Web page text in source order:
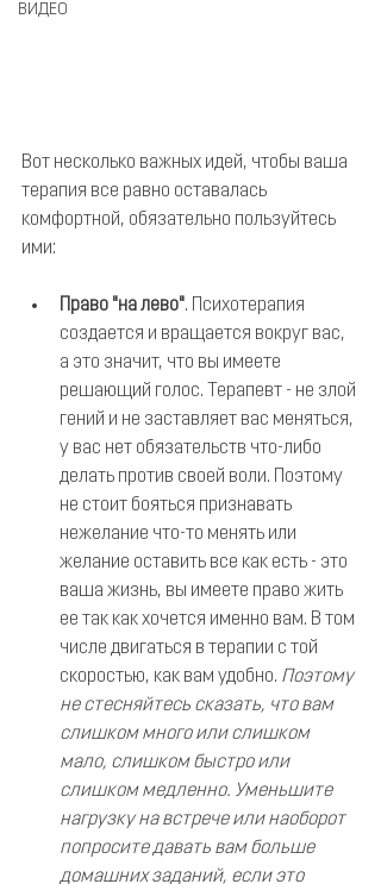
ВИДЕО
Вот несколько важных идей, чтобы ваша
терапия все равно оставалась
комфортной, обязательно пользуйтесь
ими:
Право "на лево". Психотерапия
создается и вращается вокруг вас,
а это значит, что вы имеете
решающий голос. Терапевт - не злой
гений и не заставляет вас меняться,
у вас нет обязательств что-либо
делать против своей воли. Поэтому
не стоит бояться признавать
нежелание что-то менять или
желание оставить все как есть - это
ваша жизнь, вы имеете право жить
ее так как хочется именно вам. В том
числе двигаться в терапии с той
скоростью, как вам удобно. Поэтому
не стесняйтесь сказать, что вам
слишком много или слишком
мало, слишком быстро или
слишком медленно. Уменьшите
нагрузку на встрече или наоборот
попросите давать вам больше
домашних заданий, если это